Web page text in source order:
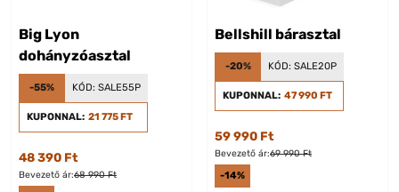
Big Lyon
dohányzóasztal
-55% KÓD: SALE55P
KUPONNAL: 21 775 FT
48 390 Ft
Bevezető ár:68 990 Ft
Bellshill bárasztal
-20% KÓD: SALE20P
KUPONNAL: 47 990 FT
59 990 Ft
Bevezető ár:69 990 Ft
-14%